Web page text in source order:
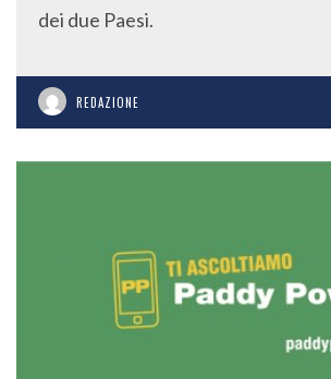
dei due Paesi.
REDAZIONE